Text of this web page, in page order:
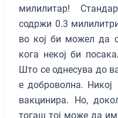
милилитар!
содржи 0.3
во кој би можел да
кога некој би
Што се однесува до
е доброволна.
вакцинира. Но,
тогаш тој може да